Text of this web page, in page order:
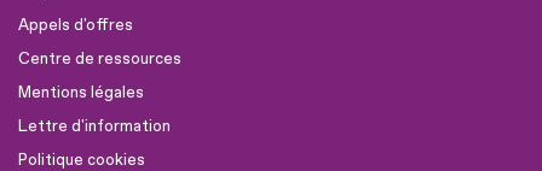
Appels d'offres
Centre de ressources
Mentions légales
Lettre d'information
Politique cookies